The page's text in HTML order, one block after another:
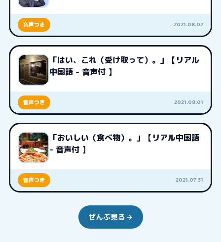
音声つき 2021.08.02
「はい、これ（受け取って）。」【リアル
中国語 - 音声付 】
音声つき 2021.08.01
「おいしい（食べ物）。」【リアル中国語
- 音声付 】
音声つき 2021.07.31
ぜんぶ見る